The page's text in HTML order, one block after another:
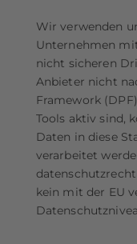
Wir verwenden
Unternehmen
nicht sicheren
Anbieter nicht
Framework
Tools aktiv sind,
Daten in diese
verarbeitet
kein mit der EU